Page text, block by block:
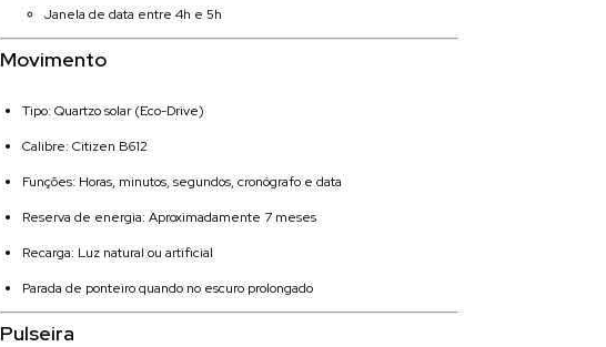
Janela de data entre 4h e 5h
Movimento
Tipo: Quartzo solar (Eco-Drive)
Calibre: Citizen B612
Funções: Horas, minutos, segundos, cronógrafo e data
Reserva de energia: Aproximadamente 7 meses
Recarga: Luz natural ou artificial
Parada de ponteiro quando no escuro prolongado
Pulseira